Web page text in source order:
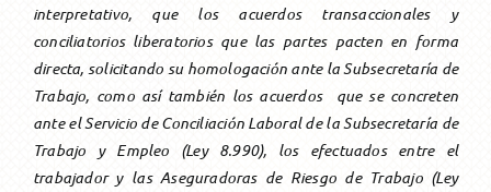
interpretativo, que los acuerdos transaccionales y
conciliatorios liberatorios que las partes pacten en forma
directa, solicitando su homologación ante la Subsecretaría de
Trabajo, como así también los acuerdos que se concreten
ante el Servicio de Conciliación Laboral de la Subsecretaría de
Trabajo y Empleo (Ley 8.990), los efectuados entre el
trabajador y las Aseguradoras de Riesgo de Trabajo (Ley